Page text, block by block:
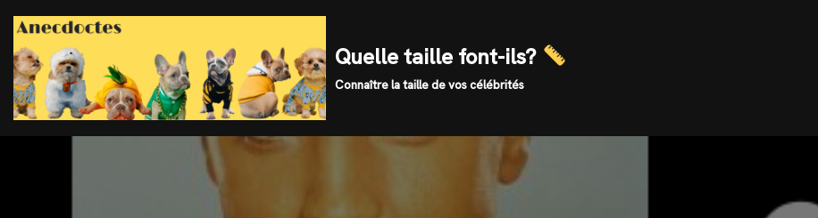
Skip
to
content
Quelle taille font-ils?
Connaître la taille de vos célébrités